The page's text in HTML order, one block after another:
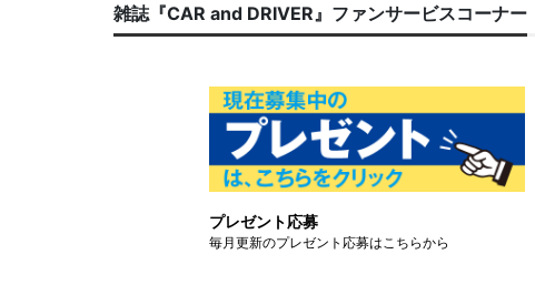
雑誌『CAR and DRIVER』ファンサービスコーナー
プレゼント応募
毎月更新のプレゼント応募はこちらから